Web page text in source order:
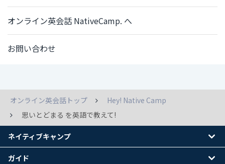
オンライン英会話 NativeCamp. へ
お問い合わせ
オンライン英会話トップ
Hey! Native Camp
思いとどまる を英語で教えて!
ネイティブキャンプ
ガイド